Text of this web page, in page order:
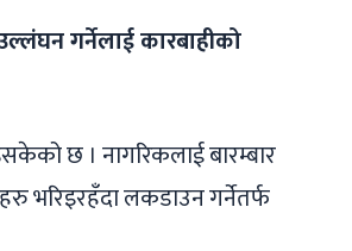
गर्नेलाई कारबाहीको
छ । नागरिकलाई बारम्बार
भरिइरहँदा लकडाउन गर्नेतर्फ